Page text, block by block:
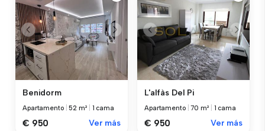
Benidorm
Apartamento |52 m² 1 cama
€ 950 Ver más
L'alfàs Del Pi
Apartamento |70 m² 1 cama
€ 950 Ver más